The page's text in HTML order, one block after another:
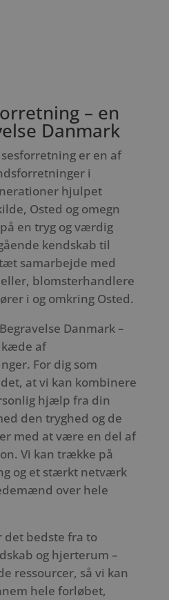
– en
Danmark
er en af
i
hjulpet
Osted og omegn
en tryg og værdig
kendskab til
samarbejde med
blomsterhandlere
i og omkring Osted.
Danmark –
af
For dig som
at vi kan kombinere
hjælp fra din
den tryghed og de
med at være en del af
Vi kan trække på
og et stærkt netværk
over hele
det bedste fra to
og hjerterum –
ressourcer, så vi kan
hele forløbet,